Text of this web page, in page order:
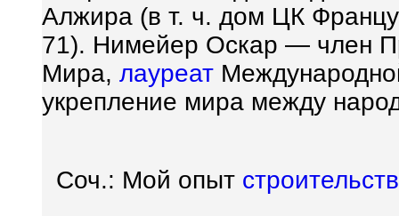
Алжира (в т. ч. дом ЦК
71). Нимейер Оскар — член
Мира, лауреат
укрепление мира между
Соч.: Мой опыт